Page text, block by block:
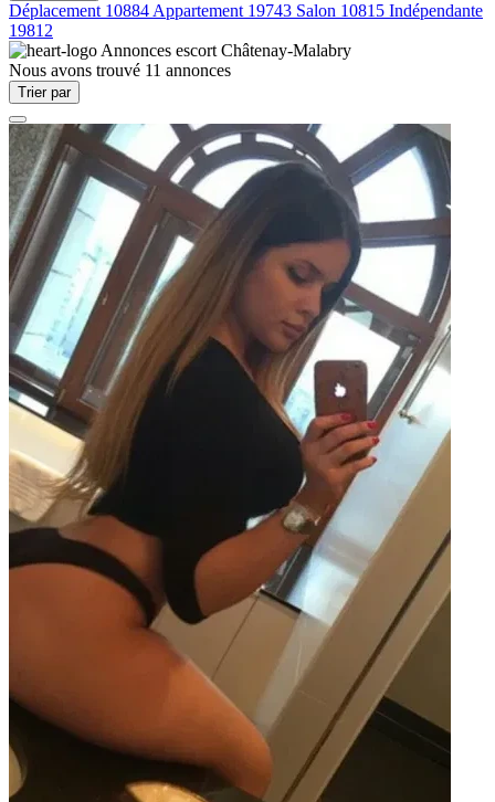
Déplacement 10884 Appartement 19743 Salon 10815 Indépendante
19812
Annonces escort Châtenay-Malabry
Nous avons trouvé 11 annonces
Trier par